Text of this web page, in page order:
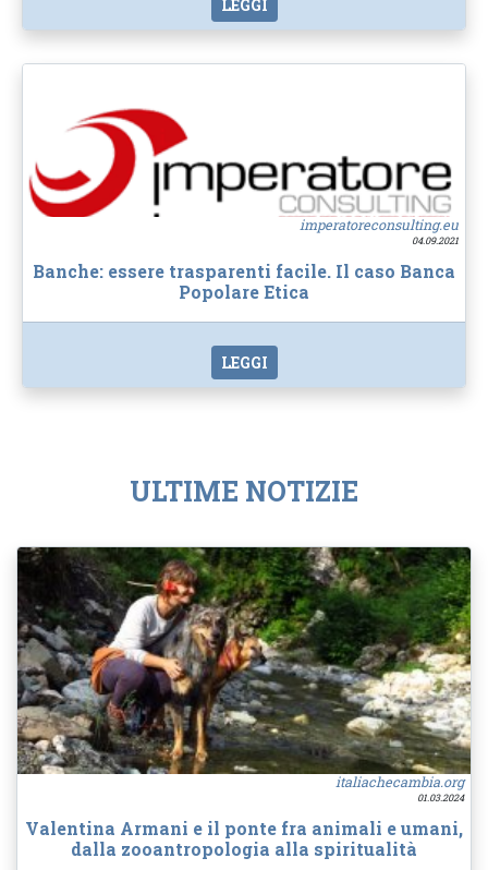
LEGGI
imperatoreconsulting.eu
04.09.2021
Banche: essere trasparenti facile. Il caso Banca
Popolare Etica
LEGGI
ULTIME NOTIZIE
italiachecambia.org
01.03.2024
Valentina Armani e il ponte fra animali e umani,
dalla zooantropologia alla spiritualità